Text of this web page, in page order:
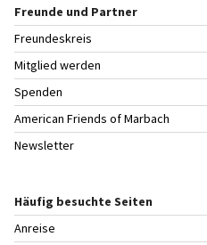
Freunde und Partner
Freundeskreis
Mitglied werden
Spenden
American Friends of Marbach
Newsletter
Häufig besuchte Seiten
Anreise